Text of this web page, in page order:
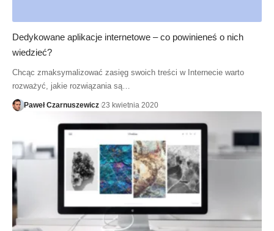
Dedykowane aplikacje internetowe – co powinieneś o nich
wiedzieć?
Chcąc zmaksymalizować zasięg swoich treści w Internecie warto
rozważyć, jakie rozwiązania są…
Paweł Czarnuszewicz 23 kwietnia 2020